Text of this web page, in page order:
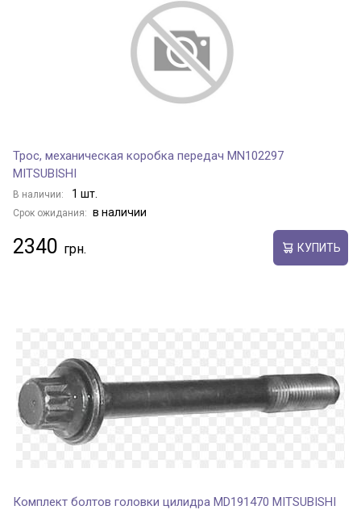
Трос, механическая коробка передач MN102297
MITSUBISHI
В наличии: 1 шт.
Срок ожидания: в наличии
2340 КУПИТЬ
Комплект болтов головки цилидра MD191470 MITSUBISHI